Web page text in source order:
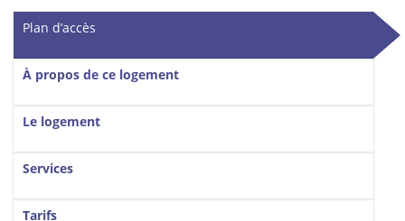
Vertical Tabs
Plan d’accès
À propos de ce logement
Le logement
Services
Tarifs